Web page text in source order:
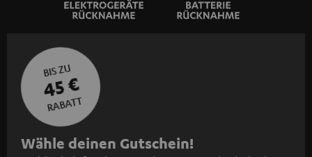
BIS ZU
45 €
RABATT
N
Wähle deinen Gutschein!